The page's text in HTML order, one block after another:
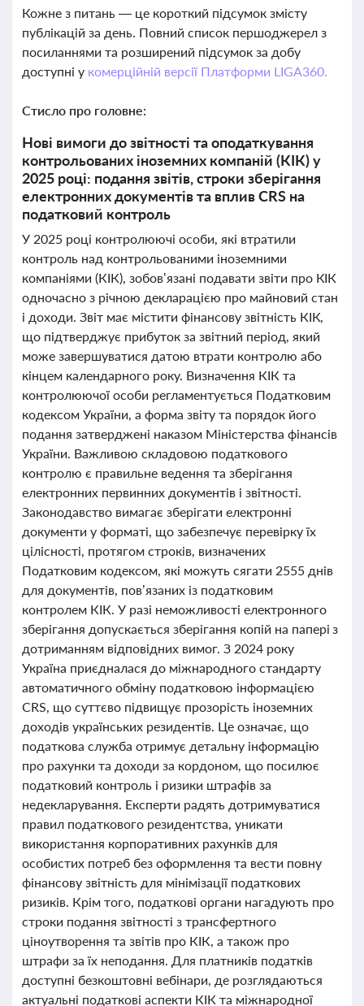
Кожне з питань — це короткий підсумок змісту
публікацій за день. Повний список першоджерел з
посиланнями та розширений підсумок за добу
доступні у комерційній версії Платформи LIGA360.
Стисло про головне:
Нові вимоги до звітності та оподаткування
контрольованих іноземних компаній (КІК) у
2025 році: подання звітів, строки зберігання
електронних документів та вплив CRS на
податковий контроль
У 2025 році контролюючі особи, які втратили
контроль над контрольованими іноземними
компаніями (КІК), зобов’язані подавати звіти про КІК
одночасно з річною декларацією про майновий стан
і доходи. Звіт має містити фінансову звітність КІК,
що підтверджує прибуток за звітний період, який
може завершуватися датою втрати контролю або
кінцем календарного року. Визначення КІК та
контролюючої особи регламентується Податковим
кодексом України, а форма звіту та порядок його
подання затверджені наказом Міністерства фінансів
України. Важливою складовою податкового
контролю є правильне ведення та зберігання
електронних первинних документів і звітності.
Законодавство вимагає зберігати електронні
документи у форматі, що забезпечує перевірку їх
цілісності, протягом строків, визначених
Податковим кодексом, які можуть сягати 2555 днів
для документів, пов’язаних із податковим
контролем КІК. У разі неможливості електронного
зберігання допускається зберігання копій на папері з
дотриманням відповідних вимог. З 2024 року
Україна приєдналася до міжнародного стандарту
автоматичного обміну податковою інформацією
CRS, що суттєво підвищує прозорість іноземних
доходів українських резидентів. Це означає, що
податкова служба отримує детальну інформацію
про рахунки та доходи за кордоном, що посилює
податковий контроль і ризики штрафів за
недекларування. Експерти радять дотримуватися
правил податкового резидентства, уникати
використання корпоративних рахунків для
особистих потреб без оформлення та вести повну
фінансову звітність для мінімізації податкових
ризиків. Крім того, податкові органи нагадують про
строки подання звітності з трансфертного
ціноутворення та звітів про КІК, а також про
штрафи за їх неподання. Для платників податків
доступні безкоштовні вебінари, де розглядаються
актуальні податкові аспекти КІК та міжнародної